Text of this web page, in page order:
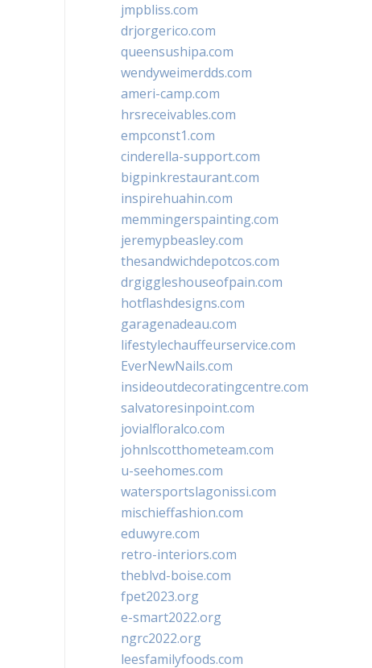
jmpbliss.com
drjorgerico.com
queensushipa.com
wendyweimerdds.com
ameri-camp.com
hrsreceivables.com
empconst1.com
cinderella-support.com
bigpinkrestaurant.com
inspirehuahin.com
memmingerspainting.com
jeremypbeasley.com
thesandwichdepotcos.com
drgiggleshouseofpain.com
hotflashdesigns.com
garagenadeau.com
lifestylechauffeurservice.com
EverNewNails.com
insideoutdecoratingcentre.com
salvatoresinpoint.com
jovialfloralco.com
johnlscotthometeam.com
u-seehomes.com
watersportslagonissi.com
mischieffashion.com
eduwyre.com
retro-interiors.com
theblvd-boise.com
fpet2023.org
e-smart2022.org
ngrc2022.org
leesfamilyfoods.com